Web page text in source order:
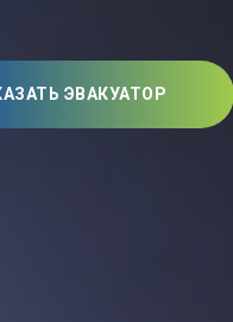
ЭВАКУАТОР